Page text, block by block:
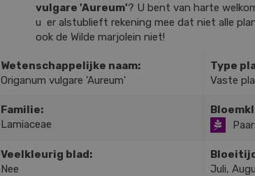
vulgare 'Aureum'? U bent van harte
u er alstublieft rekening mee dat niet alle
ook de Wilde marjolein niet!
Wetenschappelijke naam:
Origanum vulgare 'Aureum'
Type
Vaste
Familie:
Lamiaceae
Veelkleurig blad:
Nee
Juli,